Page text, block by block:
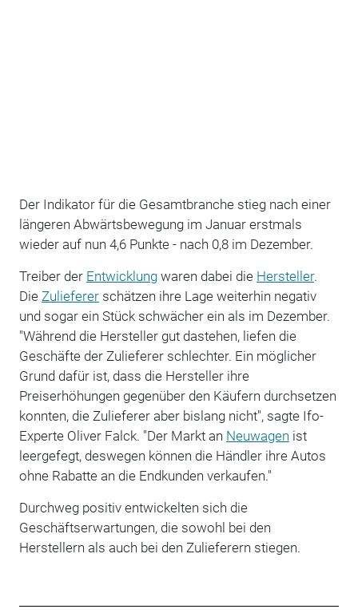
Der Indikator für die Gesamtbranche stieg nach einer
längeren Abwärtsbewegung im Januar erstmals
wieder auf nun 4,6 Punkte - nach 0,8 im Dezember.
Treiber der Entwicklungwaren dabei die Hersteller.
Die Zuliefererschätzen ihre Lage weiterhin negativ
und sogar ein Stück schwächer ein als im Dezember.
"Während die Hersteller gut dastehen, liefen die
Geschäfte der Zulieferer schlechter. Ein möglicher
Grund dafür ist, dass die Hersteller ihre
Preiserhöhungen gegenüber den Käufern durchsetzen
konnten, die Zulieferer aber bislang nicht", sagte Ifo-
Experte Oliver Falck. "Der Markt an Neuwagen ist
leergefegt, deswegen können die Händler ihre Autos
ohne Rabatte an die Endkunden verkaufen."
Durchweg positiv entwickelten sich die
Geschäftserwartungen, die sowohl bei den
Herstellern als auch bei den Zulieferern stiegen.